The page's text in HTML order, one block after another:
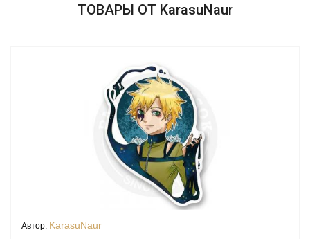
ТОВАРЫ ОТ KarasuNaur
Автор: KarasuNaur